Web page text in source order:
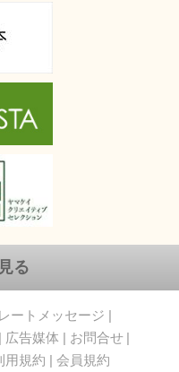
る
ートメッセージ
広告媒体
お問合せ
用規約 会員規約